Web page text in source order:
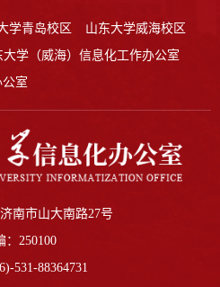
学青岛校区
山东大学威海校区
大学（威海）信息化工作办公室
室
南市山大南路27号
：250100
531-88364731